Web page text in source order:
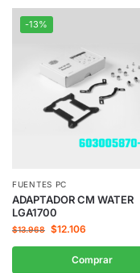
-13%
FUENTES PC
ADAPTADOR CM WATER
LGA1700
$13.968 $12.106
Comprar